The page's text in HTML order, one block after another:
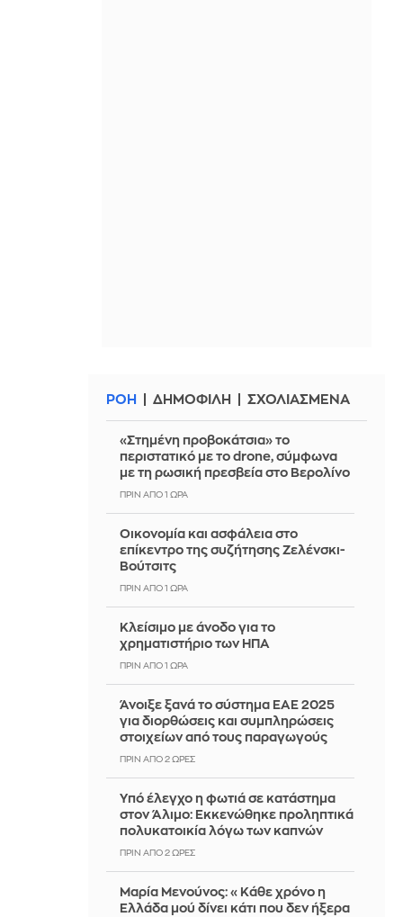
ΡΟΗ ΔΗΜΟΦΙΛΗ ΣΧΟΛΙΑΣΜΕΝΑ
«Στημένη προβοκάτσια» το
περιστατικό με το drone, σύμφωνα
με τη ρωσική πρεσβεία στο Βερολίνο
ΠΡΙΝ ΑΠΌ 1 ΏΡΑ
Οικονομία και ασφάλεια στο
επίκεντρο της συζήτησης Ζελένσκι-
Βούτσιτς
ΠΡΙΝ ΑΠΌ 1 ΏΡΑ
Κλείσιμο με άνοδο για το
χρηματιστήριο των ΗΠΑ
ΠΡΙΝ ΑΠΌ 1 ΏΡΑ
Άνοιξε ξανά το σύστημα ΕΑΕ 2025
για διορθώσεις και συμπληρώσεις
στοιχείων από τους παραγωγούς
ΠΡΙΝ ΑΠΌ 2 ΏΡΕΣ
Yπό έλεγχο η φωτιά σε κατάστημα
στον Άλιμο: Εκκενώθηκε προληπτικά
πολυκατοικία λόγω των καπνών
ΠΡΙΝ ΑΠΌ 2 ΏΡΕΣ
Μαρία Μενούνος: «Κάθε χρόνο η
Ελλάδα μού δίνει κάτι που δεν ήξερα